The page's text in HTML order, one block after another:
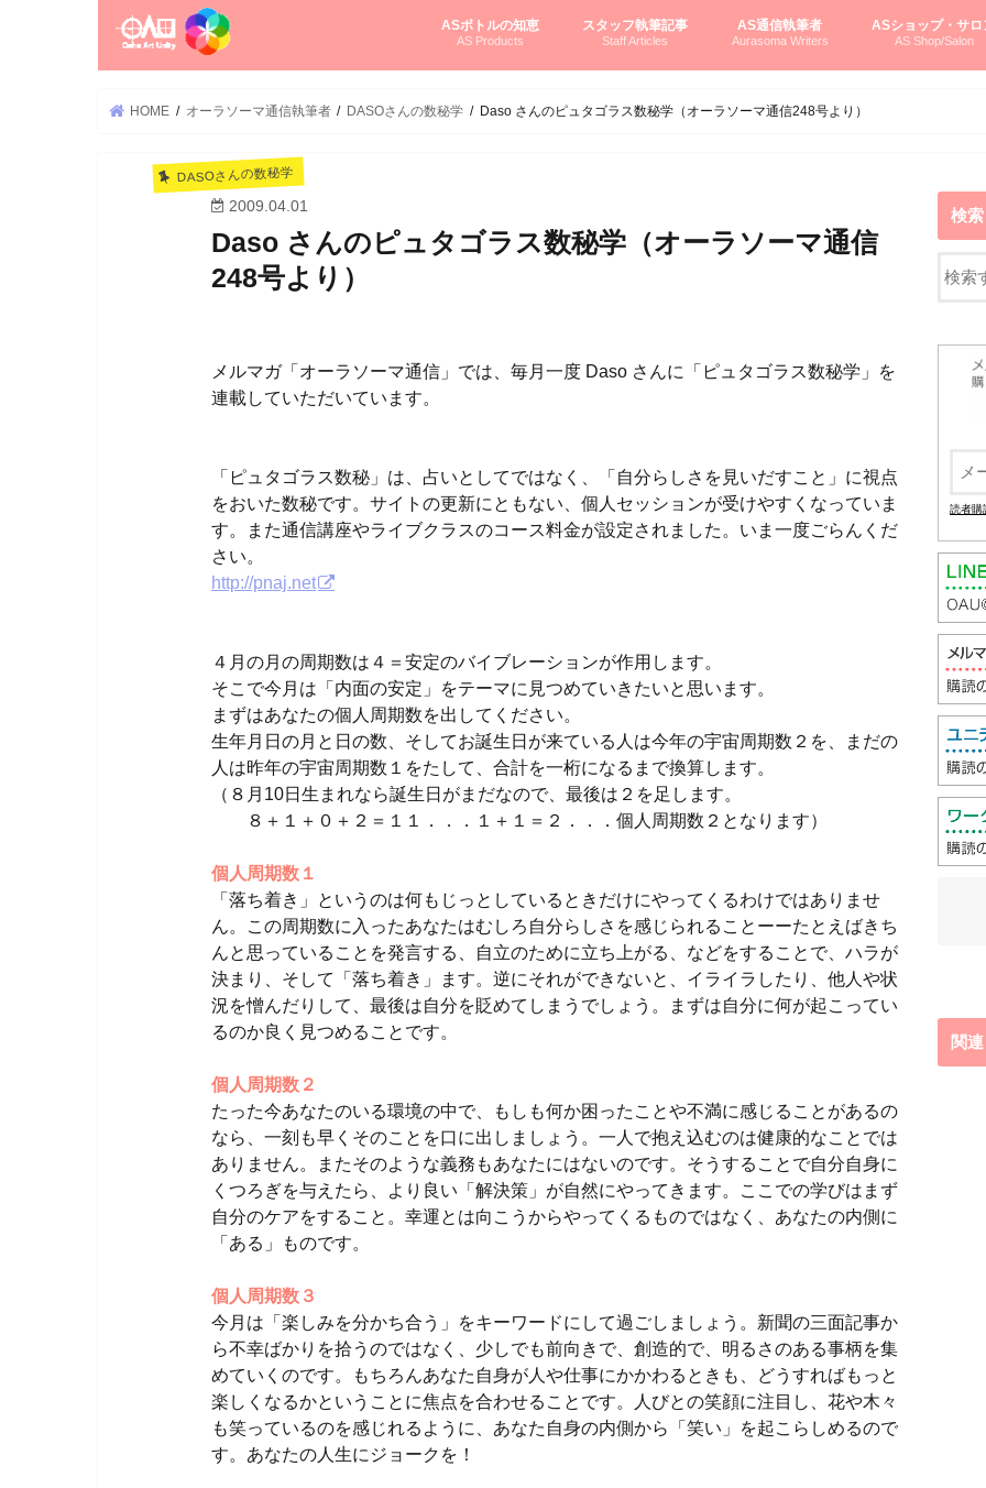
ASボトルの知恵
AS Products
スタッフ執筆記事
Staff Articles
AS通信執筆者
Aurasoma Writers
ASショップ・サロ
AS Shop/Salon
HOME オーラソーマ通信執筆者 DASOさんの数秘学 Daso さんのピュタゴラス数秘学（オーラソーマ通信248号より）
DASOさんの数秘学
2009.04.01
Daso さんのピュタゴラス数秘学（オーラソーマ通信
248号より）
メルマガ「オーラソーマ通信」では、毎月一度 Daso さんに「ピュタゴラス数秘学」を
連載していただいています。
「ピュタゴラス数秘」は、占いとしてではなく、「自分らしさを見いだすこと」に視点
をおいた数秘です。サイトの更新にともない、個人セッションが受けやすくなっていま
す。また通信講座やライブクラスのコース料金が設定されました。いま一度ごらんくだ
さい。
http://pnaj.net
４月の月の周期数は４＝安定のバイブレーションが作用します。
そこで今月は「内面の安定」をテーマに見つめていきたいと思います。
まずはあなたの個人周期数を出してください。
生年月日の月と日の数、そしてお誕生日が来ている人は今年の宇宙周期数２を、まだの
人は昨年の宇宙周期数１をたして、合計を一桁になるまで換算します。
（８月10日生まれなら誕生日がまだなので、最後は２を足します。
８＋１＋０＋２＝１１．．．１＋１＝２．．．個人周期数２となります）
個人周期数１
「落ち着き」というのは何もじっとしているときだけにやってくるわけではありませ
ん。この周期数に入ったあなたはむしろ自分らしさを感じられることーーたとえばきち
んと思っていることを発言する、自立のために立ち上がる、などをすることで、ハラが
決まり、そして「落ち着き」ます。逆にそれができないと、イライラしたり、他人や状
況を憎んだりして、最後は自分を貶めてしまうでしょう。まずは自分に何が起こってい
るのか良く見つめることです。
個人周期数２
たった今あなたのいる環境の中で、もしも何か困ったことや不満に感じることがあるの
なら、一刻も早くそのことを口に出しましょう。一人で抱え込むのは健康的なことでは
ありません。またそのような義務もあなたにはないのです。そうすることで自分自身に
くつろぎを与えたら、より良い「解決策」が自然にやってきます。ここでの学びはまず
自分のケアをすること。幸運とは向こうからやってくるものではなく、あなたの内側に
「ある」ものです。
個人周期数３
今月は「楽しみを分かち合う」をキーワードにして過ごしましょう。新聞の三面記事か
ら不幸ばかりを拾うのではなく、少しでも前向きで、創造的で、明るさのある事柄を集
めていくのです。もちろんあなた自身が人や仕事にかかわるときも、どうすればもっと
楽しくなるかということに焦点を合わせることです。人びとの笑顔に注目し、花や木々
も笑っているのを感じれるように、あなた自身の内側から「笑い」を起こらしめるので
す。あなたの人生にジョークを！
検索
読者購
関